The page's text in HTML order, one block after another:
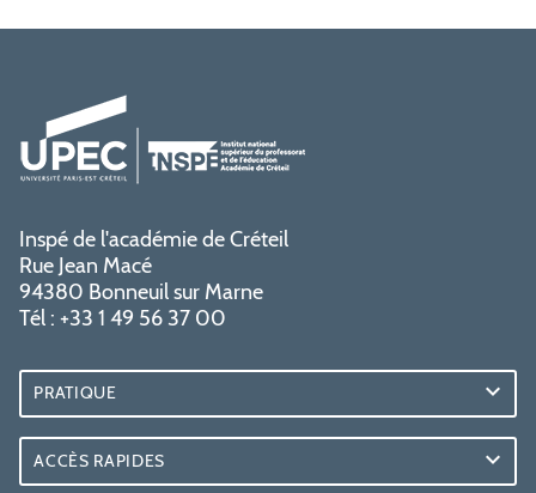
Inspé de l'académie de Créteil
Rue Jean Macé
94380 Bonneuil sur Marne
Tél : +33 1 49 56 37 00
PRATIQUE
ACCÈS RAPIDES